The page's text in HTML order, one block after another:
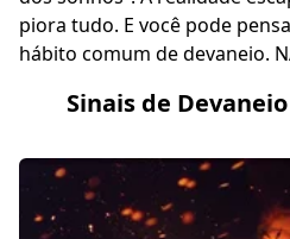
piora tudo. E você pode
hábito comum de devaneio.
Sinais de